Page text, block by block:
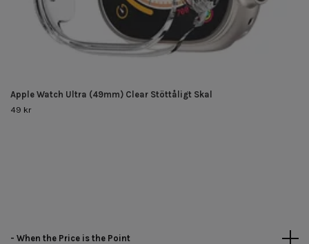
Apple Watch Ultra (49mm) Clear Stöttåligt Skal
49 kr
- When the Price is the Point